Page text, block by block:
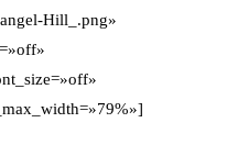
Hill_.png»